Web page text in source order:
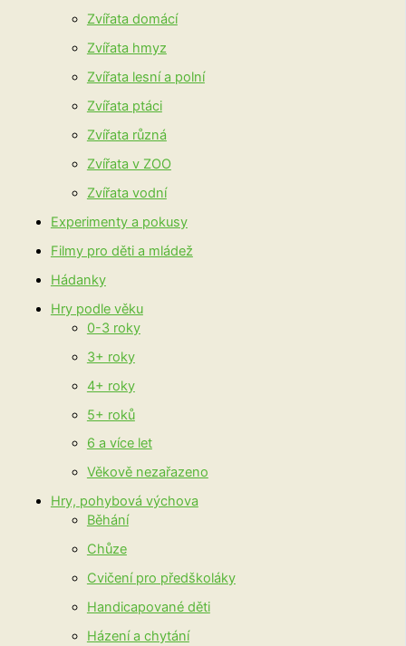
Zvířata domácí
Zvířata hmyz
Zvířata lesní a polní
Zvířata ptáci
Zvířata různá
Zvířata v ZOO
Zvířata vodní
Experimenty a pokusy
Filmy pro děti a mládež
Hádanky
Hry podle věku
0-3 roky
3+ roky
4+ roky
5+ roků
6 a více let
Věkově nezařazeno
Hry, pohybová výchova
Běhání
Chůze
Cvičení pro předškoláky
Handicapované děti
Házení a chytání